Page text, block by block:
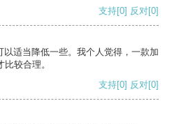
支持[0] 反对[0]
适当降低一些。我个人觉得，一款加
较合理。
支持[0] 反对[0]